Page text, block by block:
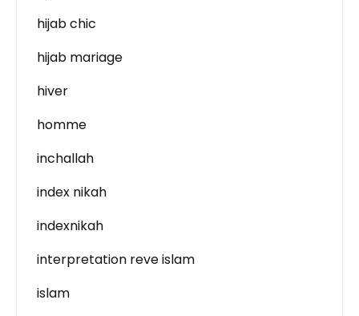
hijab chic
hijab mariage
hiver
homme
inchallah
index nikah
indexnikah
interpretation reve islam
islam